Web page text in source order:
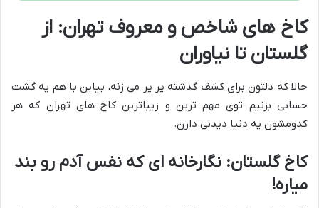
کاخ های شاخص و معروف تهران: از
گلستان تا نیاوران
حالا که دلتون برای کشف گذشته پر پر می زنه، بیاین با هم یه گشت
حسابی بزنیم توی مهم ترین و زیباترین کاخ های تهران که هر
کدومشون یه دنیا دیدنی دارن.
کاخ گلستان: نگارخانه ای که نفس آدم رو بند
میاره!